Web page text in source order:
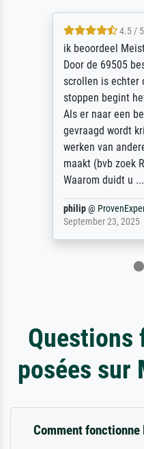
4.5 / 5
ik beoordeel
Door de 69505
scrollen is echter
stoppen begint
Als er naar een
gevraagd wordt
werken van
maakt (bvb zoek
Waarom duidt u ...
philip@ProvenExpert
September 23, 2025
Questions
posées sur
Comment